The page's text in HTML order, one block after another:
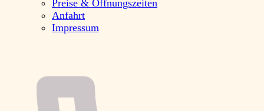
Preise & Öffnungszeiten
Anfahrt
Impressum